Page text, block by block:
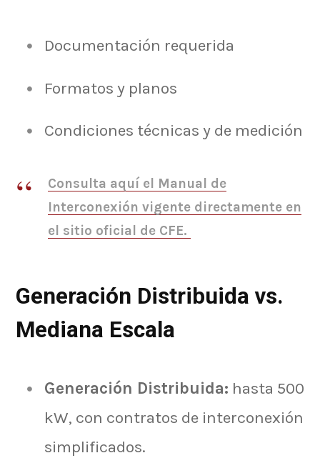
Documentación requerida
Formatos y planos
Condiciones técnicas y de medición
Consulta aquí el Manual de
Interconexión vigente directamente en
el sitio oficial de CFE.
Generación Distribuida vs.
Mediana Escala
Generación Distribuida: hasta 500
kW, con contratos de interconexión
simplificados.